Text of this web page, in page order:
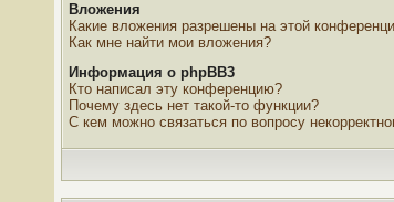
Вложения
Какие вложения разрешены на этой
Как мне найти мои вложения?
Информация о phpBB3
Кто написал эту конференцию?
Почему здесь нет такой-то функции?
С кем можно связаться по вопросу